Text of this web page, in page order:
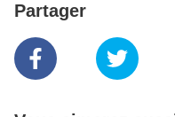
Partager